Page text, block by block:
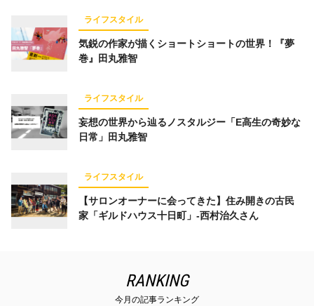
ライフスタイル
気鋭の作家が描くショートショートの世界！『夢
巻』田丸雅智
ライフスタイル
妄想の世界から辿るノスタルジー「E高生の奇妙な
日常」田丸雅智
ライフスタイル
【サロンオーナーに会ってきた】住み開きの古民
家「ギルドハウス十日町」-西村治久さん
RANKING
今月の記事ランキング